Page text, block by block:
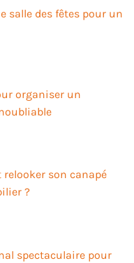
salle des fêtes pour un
organiser un
son canapé
?
spectaculaire pour